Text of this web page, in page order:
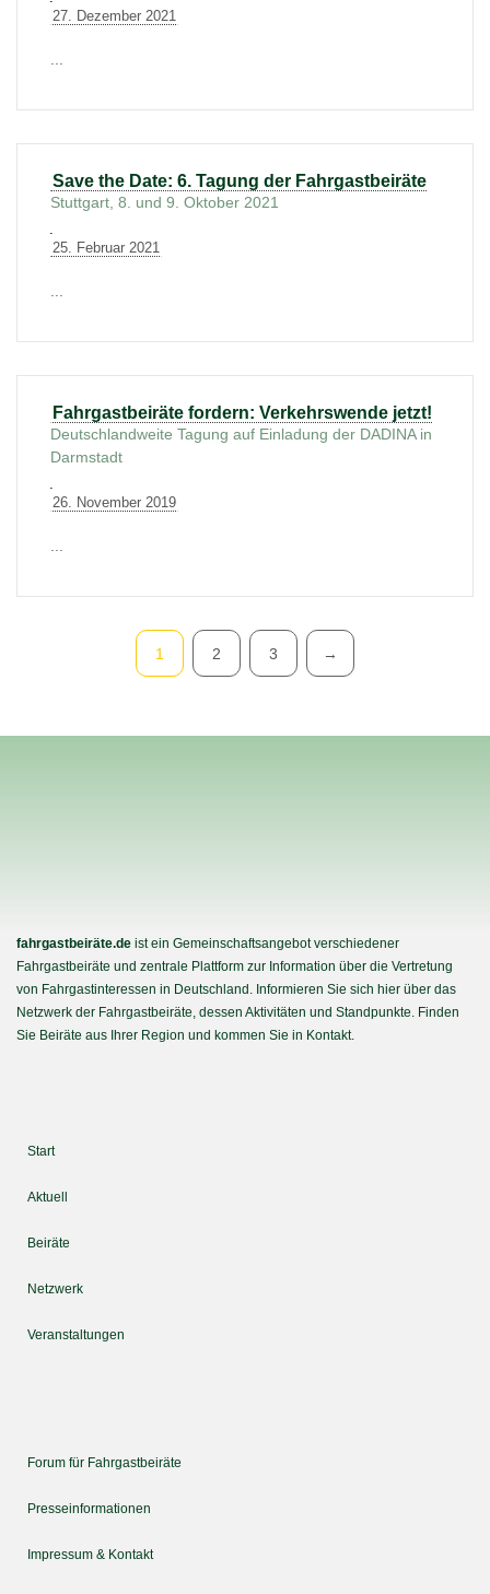
27. Dezember 2021
...
Save the Date: 6. Tagung der Fahrgastbeiräte
Stuttgart, 8. und 9. Oktober 2021
25. Februar 2021
...
Fahrgastbeiräte fordern: Verkehrswende jetzt!
Deutschlandweite Tagung auf Einladung der DADINA in
Darmstadt
26. November 2019
...
Pagination 1 2 3 →
fahrgastbeiräte.de ist ein Gemeinschaftsangebot verschiedener
Fahrgastbeiräte und zentrale Plattform zur Information über die Vertretung
von Fahrgastinteressen in Deutschland. Informieren Sie sich hier über das
Netzwerk der Fahrgastbeiräte, dessen Aktivitäten und Standpunkte. Finden
Sie Beiräte aus Ihrer Region und kommen Sie in Kontakt.
Start
Aktuell
Beiräte
Netzwerk
Veranstaltungen
Forum für Fahrgastbeiräte
Presseinformationen
Impressum & Kontakt